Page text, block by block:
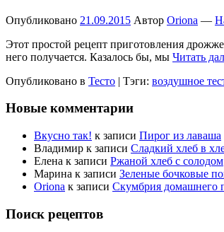
Опубликовано 21.09.2015 Автор Oriona —
Этот простой рецепт приготовления
него получается. Казалось бы, мы Читать
Опубликовано в Тесто | Тэги: воздушное
Новые комментарии
Вкусно так! к записи Пирог из лаваша
Владимир к записи Сладкий хлеб в
Елена к записи Ржаной хлеб с солодом
Марина к записи Зеленые бочковые
Oriona к записи Скумбрия домашнего
Поиск рецептов